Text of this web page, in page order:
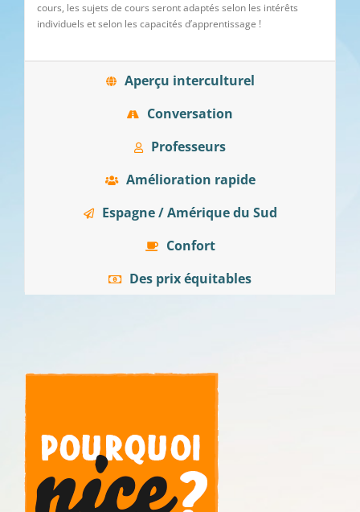
cours, les sujets de cours seront adaptés selon les intérêts
individuels et selon les capacités d’apprentissage !
Aperçu interculturel
Conversation
Professeurs
Amélioration rapide
Espagne / Amérique du Sud
Confort
Des prix équitables